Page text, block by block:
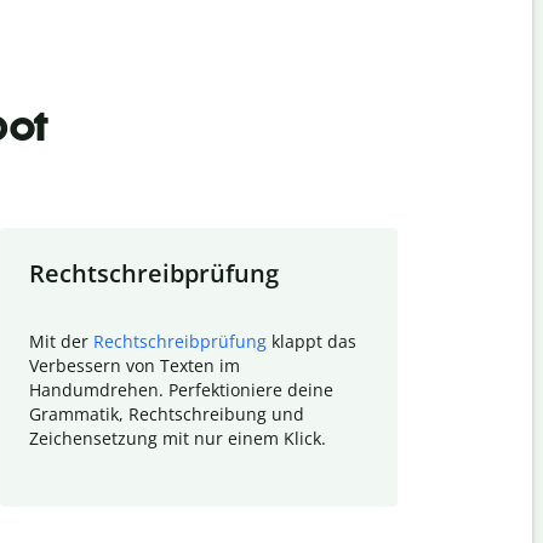
Rechtschreibprüfung
Mit der Rechtschreibprüfung klappt das
Verbessern von Texten im
Handumdrehen. Perfektioniere deine
Grammatik, Rechtschreibung und
Zeichensetzung mit nur einem Klick.